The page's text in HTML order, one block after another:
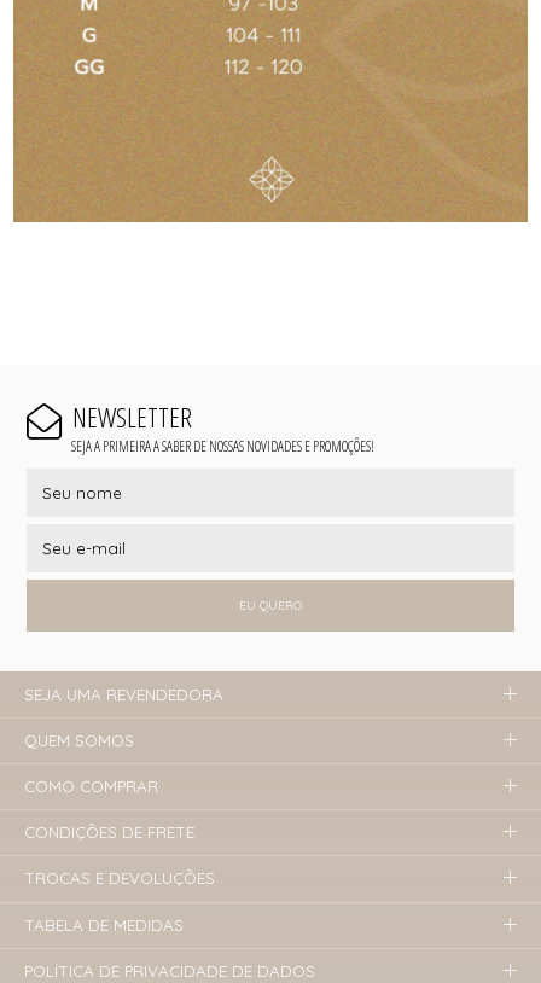
NEWSLETTER
SEJA A PRIMEIRA A SABER DE NOSSAS NOVIDADES E PROMOÇÕES!
EU QUERO
SEJA UMA REVENDEDORA
QUEM SOMOS
COMO COMPRAR
CONDIÇÕES DE FRETE
TROCAS E DEVOLUÇÕES
TABELA DE MEDIDAS
POLÍTICA DE PRIVACIDADE DE DADOS